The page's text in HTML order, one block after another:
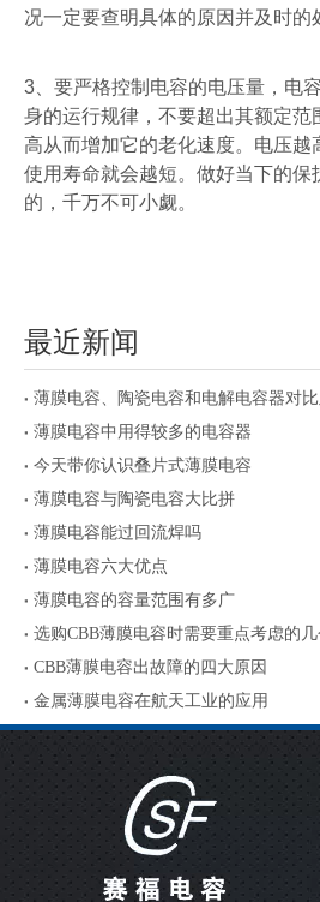
况一定要查明具体的原因并及时的
3、 要严格控制电容的电压量，电
身的运行规律，不要超出其额定范
高从而增加它的老化速度。电压越
使用寿命就会越短。做好当下的保
的，千万不可小觑。
最近新闻
薄膜电容、陶瓷电容和电解电容器对
薄膜电容中用得较多的电容器
今天带你认识叠片式薄膜电容
薄膜电容与陶瓷电容大比拼
薄膜电容能过回流焊吗
薄膜电容六大优点
薄膜电容的容量范围有多广
选购CBB薄膜电容时需要重点考虑的
CBB薄膜电容出故障的四大原因
金属薄膜电容在航天工业的应用